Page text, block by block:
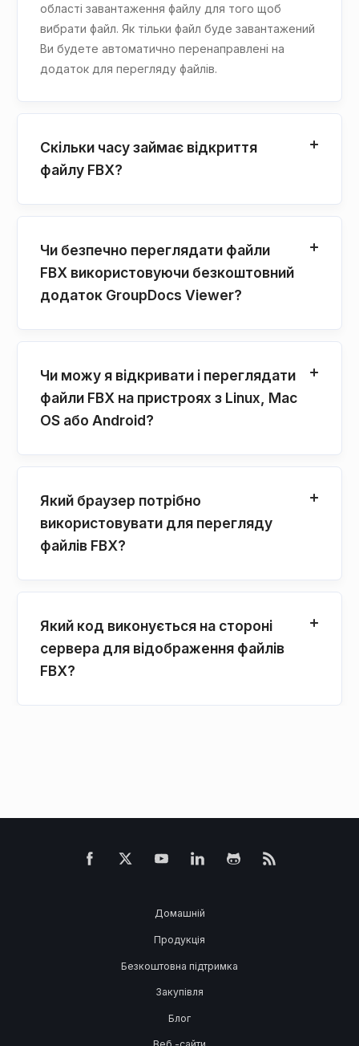
області завантаження файлу для того щоб
вибрати файл. Як тільки файл буде завантажений
Ви будете автоматично перенаправлені на
додаток для перегляду файлів.
Скільки часу займає відкриття
файлу FBX?
Чи безпечно переглядати файли
FBX використовуючи безкоштовний
додаток GroupDocs Viewer?
Чи можу я відкривати і переглядати
файли FBX на пристроях з Linux, Mac
OS або Android?
Який браузер потрібно
використовувати для перегляду
файлів FBX?
Який код виконується на стороні
сервера для відображення файлів
FBX?
Домашній
Продукція
Безкоштовна підтримка
Закупівля
Блог